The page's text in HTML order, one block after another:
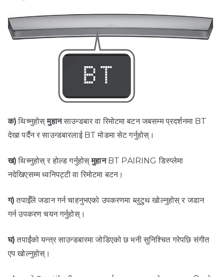
क)थिच्नुहोस्मुहानसाउन्डबार वा रिमोटमा बटन जबसम्म प्रदर्शनमा BT
देखा पर्दैन र साउन्डबारलाई BT मोडमा सेट गर्नुहोस्।
ख)थिच्नुहोस् र होल्ड गर्नुहोस्मुहानBT PAIRING डिस्प्लेमा
नदेखिएसम्म ध्वनिपट्टी वा रिमोटमा बटन।
ग)तपाईँले जडान गर्न चाहनुभएको उपकरणमा ब्लुटुथ खोल्नुहोस् र जडान
गर्न उपकरण चयन गर्नुहोस्।
घ)तपाईंको यन्त्र साउन्डबारमा जोडिएको छ भनी सुनिश्चित गरेपछि संगीत
एप खोल्नुहोस्।